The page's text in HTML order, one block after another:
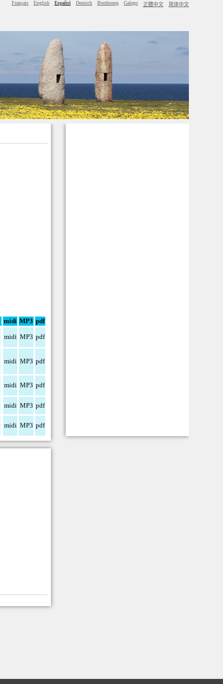
Français English Español Deutsch Brezhoneg Galego 正體中文 简体中文
midi MP3 pdf
midi MP3 pdf
midi MP3 pdf
midi MP3 pdf
midi MP3 pdf
midi MP3 pdf